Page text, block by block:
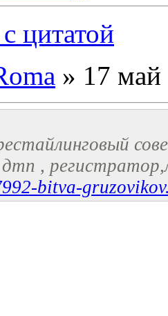
цитатой
» 17
,
bitva-